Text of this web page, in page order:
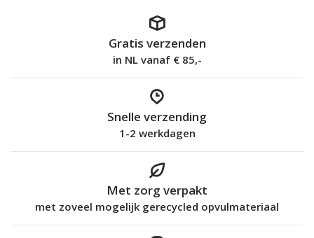
Gratis verzenden
in NL vanaf € 85,-
Snelle verzending
1-2 werkdagen
Met zorg verpakt
met zoveel mogelijk gerecycled opvulmateriaal